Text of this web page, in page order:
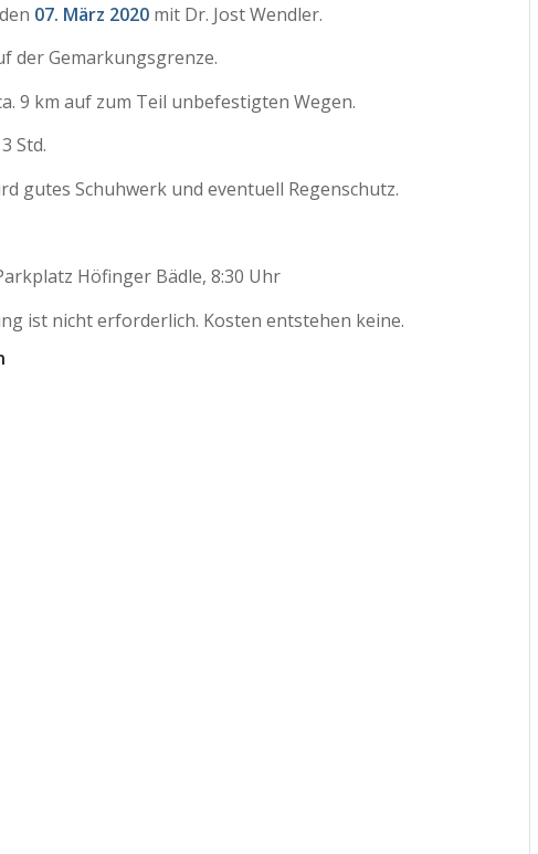
07. März 2020 mit Dr. Jost Wendler.
der Gemarkungsgrenze.
9 km auf zum Teil unbefestigten Wegen.
Std.
gutes Schuhwerk und eventuell Regenschutz.
Höfinger Bädle, 8:30 Uhr
ist nicht erforderlich. Kosten entstehen keine.